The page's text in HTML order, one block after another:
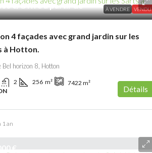
À VENDRE VENDU
€/Offre à partir de
4 façades avec grand jardin sur les
à Hotton.
Bel horizon 8, Hotton
2 256 m² 7422 m²
Détails
1 an
€